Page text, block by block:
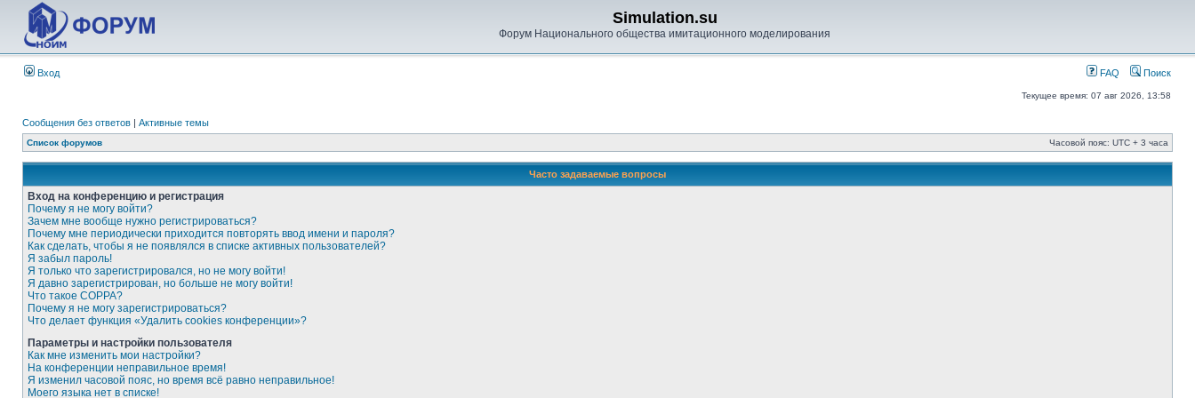
Simulation.su
Форум Национального общества имитационного моделирования
Вход FAQ Поиск
Текущее время: 07 авг 2026, 13:58
Сообщения без ответов | Активные темы
Список форумов Часовой пояс: UTC + 3 часа
Часто задаваемые вопросы
Вход на конференцию и регистрация
Почему я не могу войти?
Зачем мне вообще нужно регистрироваться?
Почему мне периодически приходится повторять ввод имени и пароля?
Как сделать, чтобы я не появлялся в списке активных пользователей?
Я забыл пароль!
Я только что зарегистрировался, но не могу войти!
Я давно зарегистрирован, но больше не могу войти!
Что такое COPPA?
Почему я не могу зарегистрироваться?
Что делает функция «Удалить cookies конференции»?
Параметры и настройки пользователя
Как мне изменить мои настройки?
На конференции неправильное время!
Я изменил часовой пояс, но время всё равно неправильное!
Моего языка нет в списке!